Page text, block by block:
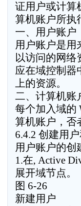
证用户或计算
算机账户所执
一、用户账户
用户账户是用
以访问的网
应在域控制器
上的资源。
二、计算机账
每个加入域的
算机账户，否
6.4.2 创建用
用户账户的创
1.在, Active
展开域节点。
图 6-26
新建用户